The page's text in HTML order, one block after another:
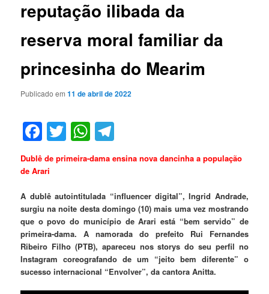
reputação ilibada da
reserva moral familiar da
princesinha do Mearim
Publicado em11 de abril de 2022
Facebook
TwitterWhatsApp
Dublê de primeira-dama ensina nova dancinha a população
de Arari
A dublê autointitulada “influencer digital”, Ingrid Andrade,
surgiu na noite desta domingo (10) mais uma vez mostrando
que o povo do município de Arari está “bem servido” de
primeira-dama.A namorada do prefeito Rui Fernandes
Ribeiro Filho (PTB), apareceu nos storys do seu perfil no
Instagram coreografando de um “jeito bem diferente” o
sucesso internacional “Envolver”, da cantora Anitta.